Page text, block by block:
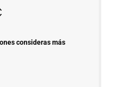
consideras más